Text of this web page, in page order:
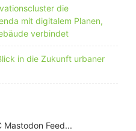
die
mit digitalem Planen,
verbindet
in die Zukunft urbaner
Mastodon Feed...